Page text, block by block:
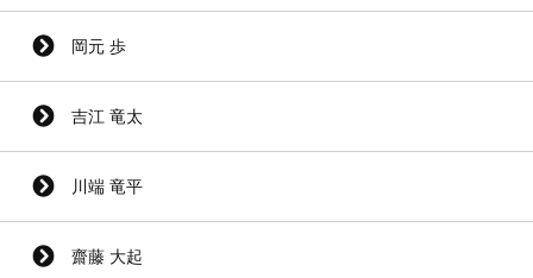
岡元 歩
吉江 竜太
川端 竜平
齋藤 大起